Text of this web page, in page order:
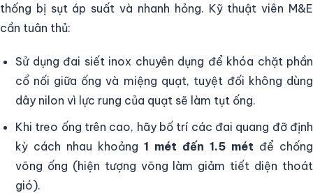
thống bị sụt áp suất và nhanh hỏng. Kỹ thuật viên M&E
cần tuân thủ:
Sử dụng đai siết inox chuyên dụng để khóa chặt phần
cổ nối giữa ống và miệng quạt, tuyệt đối không dùng
dây nilon vì lực rung của quạt sẽ làm tụt ống.
Khi treo ống trên cao, hãy bố trí các đai quang đỡ định
kỳ cách nhau khoảng 1 mét đến 1.5 mét để chống
võng ống (hiện tượng võng làm giảm tiết diện thoát
gió).